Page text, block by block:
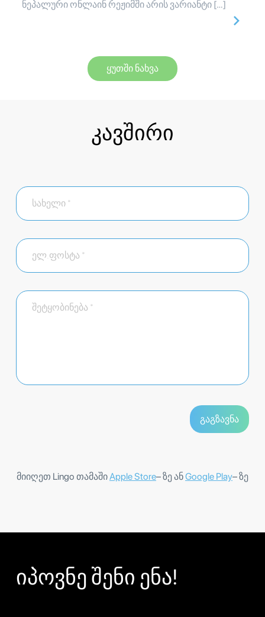
ნეპალური ონლაინ რეჟიმში არის ვარიანტი […]
ყუთში ნახვა
კავშირი
მიიღეთ Lingo თამაშიApple Store– ზე ანGoogle Play– ზე
იპოვნე შენი ენა!